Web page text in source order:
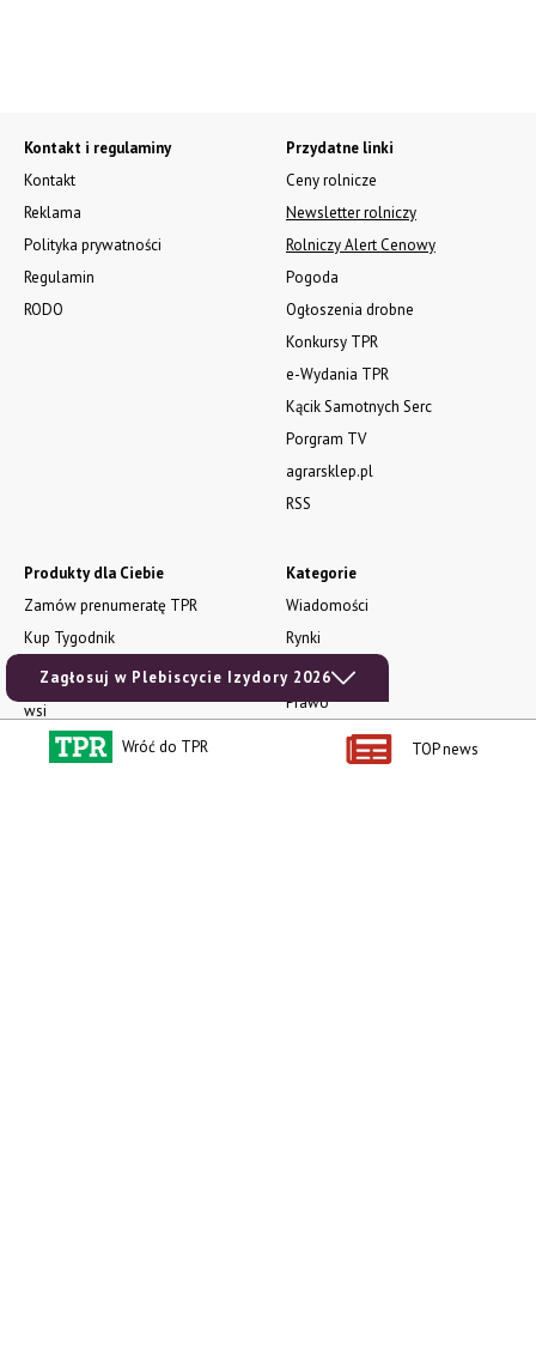
Zagłosuj w Plebiscycie Izydory 2026
Kontakt i regulaminy
Kontakt
Reklama
Polityka prywatności
Regulamin
RODO
Kategorie
Wiadomości
Rynki
Pieniądze
Prawo
Produkty dla Ciebie
Zamów prenumeratę TPR
Kup Tygodnik
Album 40 lat na biegu.
Niezawodne maszyny polskiej
wsi
Publikacja Wapnowanie to
konieczność
Przydatne linki
Ceny rolnicze
Newsletter rolniczy
Rolniczy Alert Cenowy
Pogoda
Ogłoszenia drobne
Konkursy TPR
e-Wydania TPR
Kącik Samotnych Serc
Porgram TV
agrarsklep.pl
RSS
Wróć do TPR TOP news